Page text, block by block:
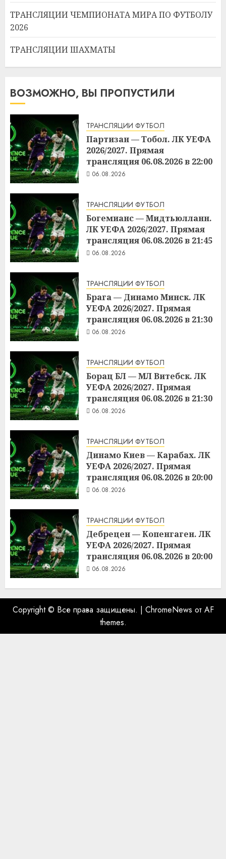
ТРАНСЛЯЦИИ ЧЕМПИОНАТА МИРА ПО ФУТБОЛУ
2026
ТРАНСЛЯЦИИ ШАХМАТЫ
ВОЗМОЖНО, ВЫ ПРОПУСТИЛИ
ТРАНСЛЯЦИИ ФУТБОЛ
Партизан — Тобол. ЛК УЕФА
2026/2027. Прямая
трансляция 06.08.2026 в 22:00
06.08.2026
ТРАНСЛЯЦИИ ФУТБОЛ
Богемианс — Мидтьюлланн.
ЛК УЕФА 2026/2027. Прямая
трансляция 06.08.2026 в 21:45
06.08.2026
ТРАНСЛЯЦИИ ФУТБОЛ
Брага — Динамо Минск. ЛК
УЕФА 2026/2027. Прямая
трансляция 06.08.2026 в 21:30
06.08.2026
ТРАНСЛЯЦИИ ФУТБОЛ
Борац БЛ — МЛ Витебск. ЛК
УЕФА 2026/2027. Прямая
трансляция 06.08.2026 в 21:30
06.08.2026
ТРАНСЛЯЦИИ ФУТБОЛ
Динамо Киев — Карабах. ЛК
УЕФА 2026/2027. Прямая
трансляция 06.08.2026 в 20:00
06.08.2026
ТРАНСЛЯЦИИ ФУТБОЛ
Дебрецен — Копенгаген. ЛК
УЕФА 2026/2027. Прямая
трансляция 06.08.2026 в 20:00
06.08.2026
Copyright © Все права защищены. | ChromeNews от AF
themes.